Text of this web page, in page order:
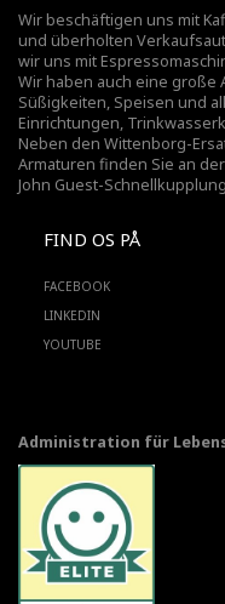
Wir beschäftigen uns mit
und überholten
wir uns mit
Wir haben auch eine große
Süßigkeiten, Speisen und
Einrichtungen,
Neben den Wittenborg-
Armaturen finden Sie an
John Guest-
FIND OS PÅ
FACEBOOK
LINKEDIN
YOUTUBE
Administration für